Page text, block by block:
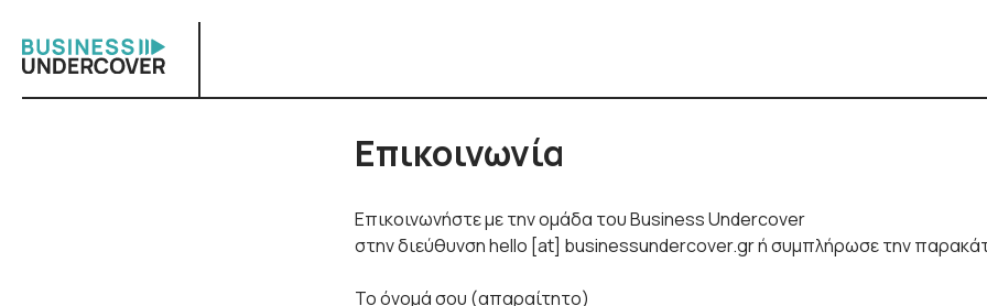
content
Επικοινωνία
Επικοινωνήστε με την ομάδα του Business Undercover
στην διεύθυνση hello [at] businessundercover.gr ή συμπλήρωσε την
Το όνομά σου (απαραίτητο)